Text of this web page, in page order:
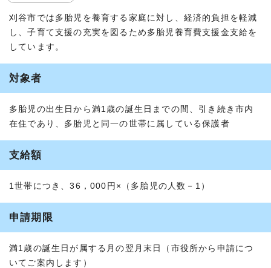
刈谷市では多胎児を養育する家庭に対し、経済的負担を軽減
し、子育て支援の充実を図るため多胎児養育費支援金支給を
しています。
対象者
多胎児の出生日から満1歳の誕生日までの間、引き続き市内
在住であり、多胎児と同一の世帯に属している保護者
支給額
1世帯につき、36，000円×（多胎児の人数－1）
申請期限
満1歳の誕生日が属する月の翌月末日（市役所から申請につ
いてご案内します）